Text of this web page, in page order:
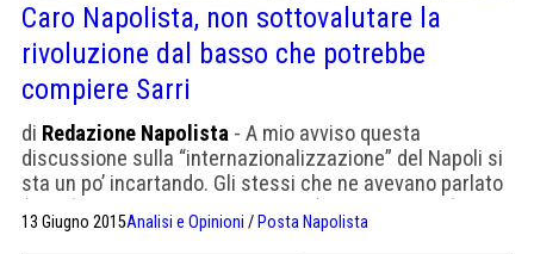
Caro Napolista, non sottovalutare la
rivoluzione dal basso che potrebbe
compiere Sarri
di Redazione Napolista - A mio avviso questa
discussione sulla “internazionalizzazione” del Napoli si
sta un po’ incartando. Gli stessi che ne avevano parlato
(Gallo), nonchè illustri opinionisti (Prof. Trombetti) ed
autori delle polemiche più recenti (Il Mattino) si sono
13 Giugno 2015Analisi e Opinioni / Posta Napolista